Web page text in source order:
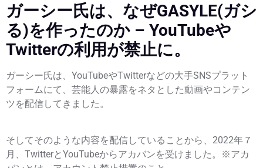
ガーシー氏は、なぜGASYLE(ガシ
る)を作ったのか – YouTubeや
Twitterの利用が禁止に。
ガーシー氏は、YouTubeやTwitterなどの大手SNSプラット
フォームにて、芸能人の暴露をネタとした動画やコンテン
ツを配信してきました。
そしてそのような内容を配信していることから、2022年７
月、TwitterとYouTubeからアカバンを受けました。※アカ